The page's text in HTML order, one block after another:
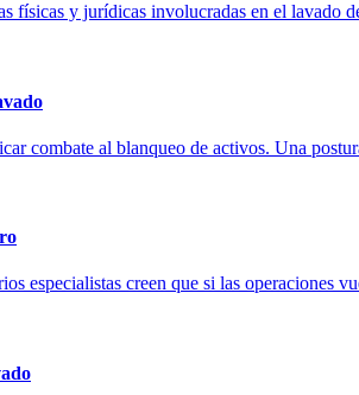
físicas y jurídicas involucradas en el lavado
combate al blanqueo de activos. Una
creen que si las operaciones